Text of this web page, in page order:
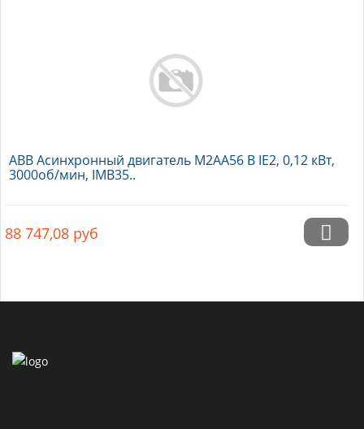
ABB Асинхронный двигатель M2AA56 B IE2, 0,12 кВт,
3000об/мин, IMB35..
88 747,08 руб